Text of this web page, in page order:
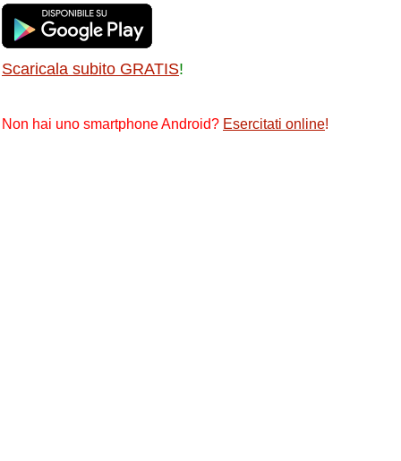
Scaricala subito GRATIS!
Non hai uno smartphone Android? Esercitati online!